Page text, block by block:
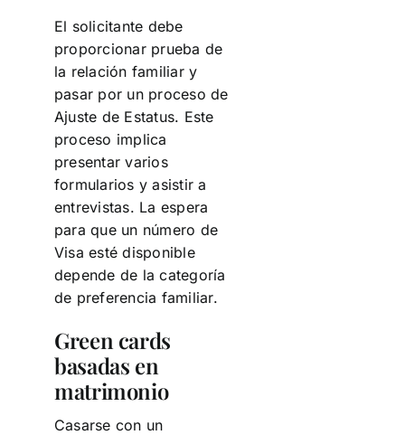
El solicitante debe
proporcionar prueba de
la relación familiar y
pasar por un proceso de
Ajuste de Estatus. Este
proceso implica
presentar varios
formularios y asistir a
entrevistas. La espera
para que un número de
Visa esté disponible
depende de la categoría
de preferencia familiar.
Green cards
basadas en
matrimonio
Casarse con un